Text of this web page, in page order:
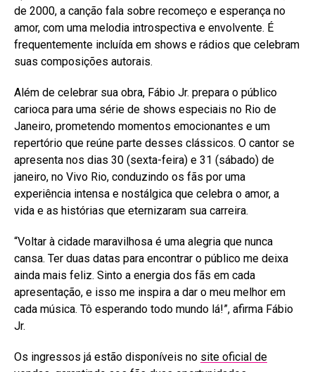
de 2000, a canção fala sobre recomeço e esperança no
amor, com uma melodia introspectiva e envolvente. É
frequentemente incluída em shows e rádios que celebram
suas composições autorais.
Além de celebrar sua obra, Fábio Jr. prepara o público
carioca para uma série de shows especiais no Rio de
Janeiro, prometendo momentos emocionantes e um
repertório que reúne parte desses clássicos. O cantor se
apresenta nos dias 30 (sexta-feira) e 31 (sábado) de
janeiro, no Vivo Rio, conduzindo os fãs por uma
experiência intensa e nostálgica que celebra o amor, a
vida e as histórias que eternizaram sua carreira.
“Voltar à cidade maravilhosa é uma alegria que nunca
cansa. Ter duas datas para encontrar o público me deixa
ainda mais feliz. Sinto a energia dos fãs em cada
apresentação, e isso me inspira a dar o meu melhor em
cada música. Tô esperando todo mundo lá!”, afirma Fábio
Jr.
Os ingressos já estão disponíveis no site oficial de